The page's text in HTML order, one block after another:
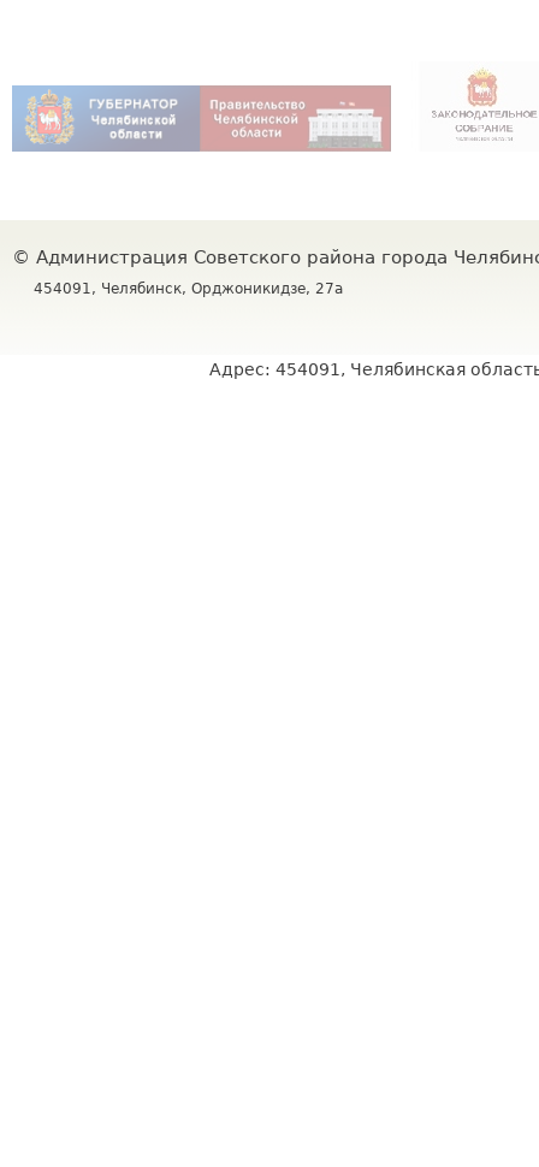
© Администрация Советского района города
454091, Челябинск, Орджоникидзе, 27а
Адрес: 454091, Челябинская